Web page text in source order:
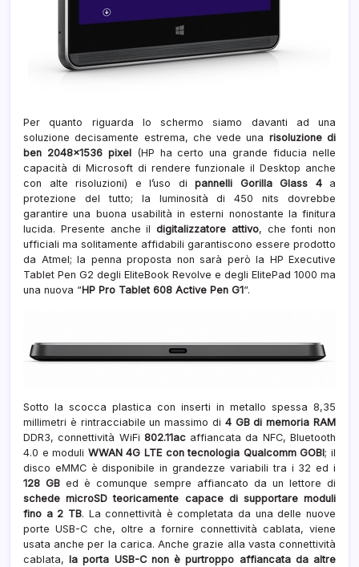
Per quanto riguarda lo schermo siamo davanti ad una
soluzione decisamente estrema, che vede una risoluzione di
ben 2048×1536 pixel(HP ha certo una grande fiducia nelle
capacità di Microsoft di rendere funzionale il Desktop anche
con alte risoluzioni) e l’uso di pannelli Gorilla Glass 4a
protezione del tutto; la luminosità di 450 nits dovrebbe
garantire una buona usabilità in esterni nonostante la finitura
lucida. Presente anche il digitalizzatore attivo, che fonti non
ufficiali ma solitamente affidabili garantiscono essere prodotto
da Atmel; la penna proposta non sarà però la HP Executive
Tablet Pen G2 degli EliteBook Revolve e degli ElitePad 1000 ma
una nuova “HP Pro Tablet 608 Active Pen G1“.
Sotto la scocca plastica con inserti in metallo spessa 8,35
millimetri è rintracciabile un massimo di 4 GB di memoria RAM
DDR3, connettività WiFi 802.11acaffiancata da NFC, Bluetooth
4.0 e moduli WWAN 4G LTE con tecnologia Qualcomm GOBI; il
disco eMMC è disponibile in grandezze variabili tra i 32 ed i
128 GB ed è comunque sempre affiancato da un lettore di
schede microSD teoricamente capace di supportare moduli
fino a 2 TB. La connettività è completata da una delle nuove
porte USB-C che, oltre a fornire connettività cablata, viene
usata anche per la carica. Anche grazie alla vasta connettività
cablata, la porta USB-C non è purtroppo affiancata da altre